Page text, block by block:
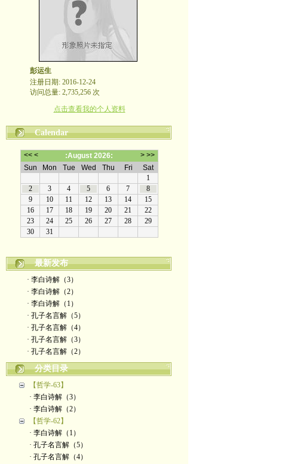
彭运生
注册日期: 2016-12-24
访问总量: 2,735,256 次
点击查看我的个人资料
Calendar
最新发布
· 李白诗解（3）
· 李白诗解（2）
· 李白诗解（1）
· 孔子名言解（5）
· 孔子名言解（4）
· 孔子名言解（3）
· 孔子名言解（2）
分类目录
【哲学-63】
· 李白诗解（3）
· 李白诗解（2）
【哲学-62】
· 李白诗解（1）
· 孔子名言解（5）
· 孔子名言解（4）